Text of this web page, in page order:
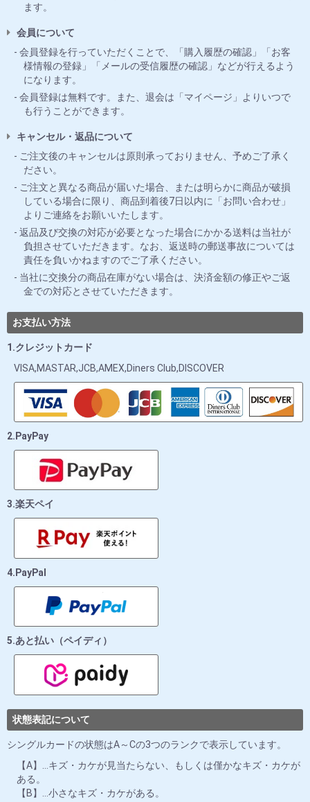
ます。
会員について
会員登録を行っていただくことで、「購入履歴の確認」「お客
様情報の登録」「メールの受信履歴の確認」などが行えるよう
になります。
会員登録は無料です。また、退会は「マイページ」よりいつで
も行うことができます。
キャンセル・返品について
ご注文後のキャンセルは原則承っておりません、予めご了承く
ださい。
ご注文と異なる商品が届いた場合、または明らかに商品が破損
している場合に限り、商品到着後7日以内に「お問い合わせ」
よりご連絡をお願いいたします。
返品及び交換の対応が必要となった場合にかかる送料は当社が
負担させていただきます。なお、返送時の郵送事故については
責任を負いかねますのでご了承ください。
当社に交換分の商品在庫がない場合は、決済金額の修正やご返
金での対応とさせていただきます。
お支払い方法
1.クレジットカード
VISA,MASTAR,JCB,AMEX,Diners Club,DISCOVER
2.PayPay
3.楽天ペイ
4.PayPal
5.あと払い（ペイディ）
状態表記について
シングルカードの状態はA～Cの3つのランクで表示しています。
【A】…キズ・カケが見当たらない、もしくは僅かなキズ・カケが
ある。
【B】…小さなキズ・カケがある。